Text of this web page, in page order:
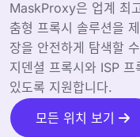
MaskProxy은 업계 최
춤형 프록시 솔루션을
장을 안전하게 탐색할
지덴셜 프록시와 ISP
있도록 지원합니다.
모든 위치 보기